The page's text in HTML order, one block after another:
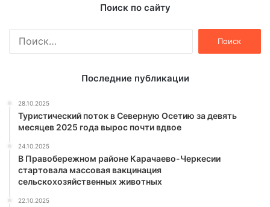
Поиск по сайту
Последние публикации
28.10.2025
Туристический поток в Северную Осетию за девять
месяцев 2025 года вырос почти вдвое
24.10.2025
В Правобережном районе Карачаево-Черкесии
стартовала массовая вакцинация
сельскохозяйственных животных
22.10.2025